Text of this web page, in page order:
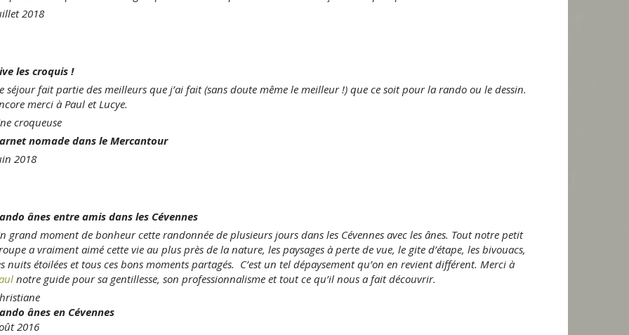
2018
les croquis !
séjour fait partie des meilleurs que j’ai fait (sans doute même le meilleur !) que ce soit pour la rando ou le dessin.
merci à Paul et Lucye.
croqueuse
nomade dans le Mercantour
2018
ânes entre amis dans les Cévennes
grand moment de bonheur cette randonnée de plusieurs jours dans les Cévennes avec les ânes. Tout notre petit
a vraiment aimé cette vie au plus près de la nature, les paysages à perte de vue, le gite d’étape, les bivouacs,
nuits étoilées et tous ces bons moments partagés. C’est un tel dépaysement qu’on en revient différent. Merci à
notre guide pour sa gentillesse, son professionnalisme et tout ce qu’il nous a fait découvrir.
ânes en Cévennes
2016